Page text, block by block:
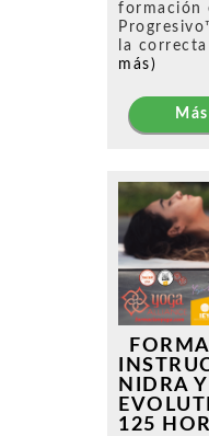
formación
la
más)
NIDRA
125